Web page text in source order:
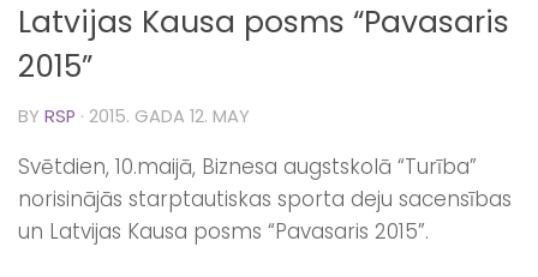
Latvijas Kausa posms “Pavasaris
2015”
BY RSP · 2015. GADA 12. MAY
Svētdien, 10.maijā, Biznesa augstskolā “Turība”
norisinājās starptautiskas sporta deju sacensības
un Latvijas Kausa posms “Pavasaris 2015”.